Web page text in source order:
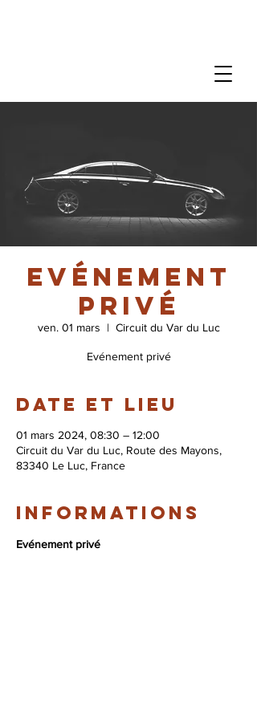
Evénement
privé
ven. 01 mars
  |
Circuit du Var du Luc
Evénement privé
Date et lieu
01 mars 2024, 08:30 – 12:00
Circuit du Var du Luc, Route des Mayons,
83340 Le Luc, France
Informations
Evénement privé